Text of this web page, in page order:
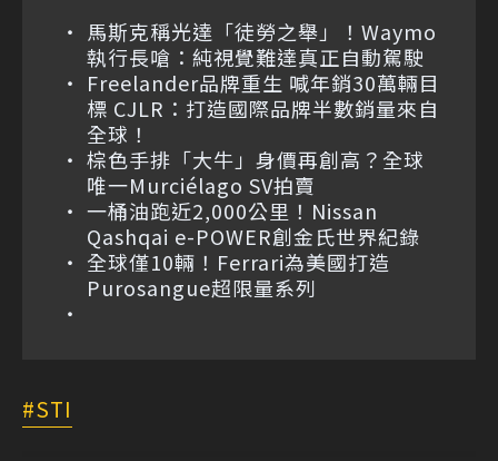
馬斯克稱光達「徒勞之舉」！Waymo
執行長嗆：純視覺難達真正自動駕駛
Freelander品牌重生 喊年銷30萬輛目
標 CJLR：打造國際品牌半數銷量來自
全球！
棕色手排「大牛」身價再創高？全球
唯一Murciélago SV拍賣
一桶油跑近2,000公里！Nissan
Qashqai e-POWER創金氏世界紀錄
全球僅10輛！Ferrari為美國打造
Purosangue超限量系列
STI